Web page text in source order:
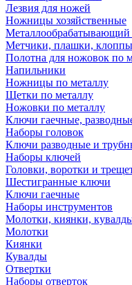
Лезвия для ножей
Ножницы хозяйственные
Металлообрабатывающий
Метчики, плашки, клоппы
Полотна для ножовок по
Напильники
Ножницы по металлу
Щетки по металлу
Ножовки по металлу
Ключи гаечные,
Наборы головок
Ключи разводные и
Наборы ключей
Головки, воротки и
Шестигранные ключи
Ключи гаечные
Наборы инструментов
Молотки, киянки,
Молотки
Киянки
Кувалды
Отвертки
Наборы отверток